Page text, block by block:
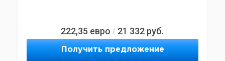
222,35 евро / 21 332 руб.
Получить предложение